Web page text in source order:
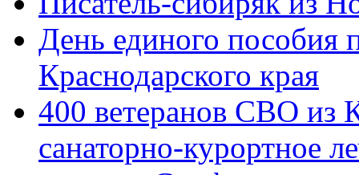
День единого пособия
Краснодарского края
400 ветеранов СВО из
санаторно-курортное